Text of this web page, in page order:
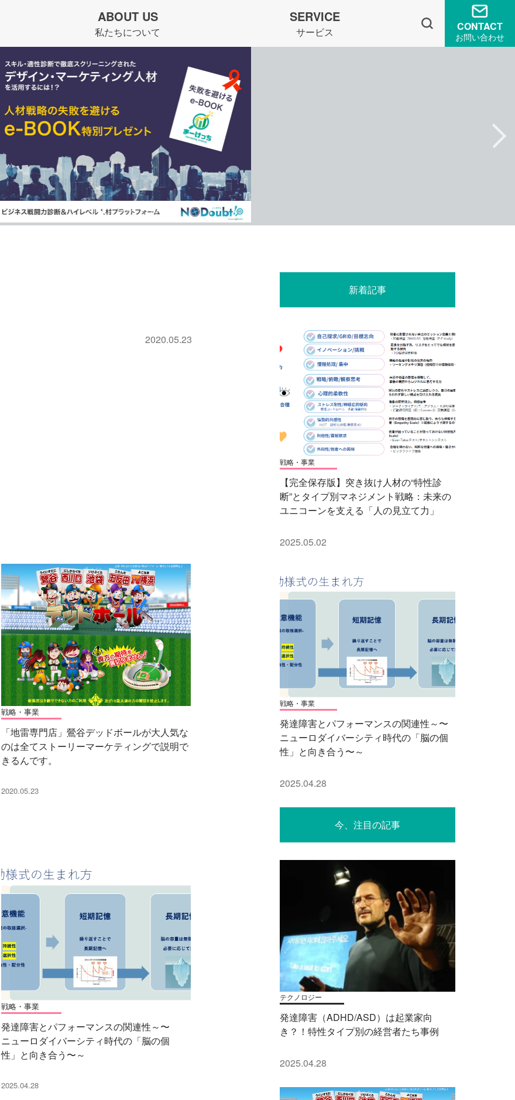
ABOUT US
私たちについて
SERVICE
サービス CONTACT
お問い合わせ
2020.05.23
戦略・事業
「地雷専門店」鶯谷デッドボールが大人気な
のは全てストーリーマーケティングで説明で
きるんです。
2020.05.23
戦略・事業
発達障害とパフォーマンスの関連性～〜
ニューロダイバーシティ時代の「脳の個
性」と向き合う〜～
2025.04.28
新着記事
戦略・事業
【完全保存版】突き抜け人材の“特性診
断”とタイプ別マネジメント戦略：未来の
ユニコーンを支える「人の見立て力」
2025.05.02
戦略・事業
発達障害とパフォーマンスの関連性～〜
ニューロダイバーシティ時代の「脳の個
性」と向き合う〜～
2025.04.28
今、注目の記事
テクノロジー
発達障害（ADHD/ASD）は起業家向
き？！特性タイプ別の経営者たち事例
2025.04.28